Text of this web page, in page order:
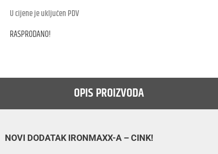
U cijene je uključen PDV
RASPRODANO!
OPIS PROIZVODA
NOVI DODATAK IRONMAXX-A – CINK!